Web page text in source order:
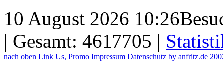
10 August 2026 10:26
| Gesamt: 4617705 |
nach oben Link Us, Promo Impressum Datenschutz by anfritz.de